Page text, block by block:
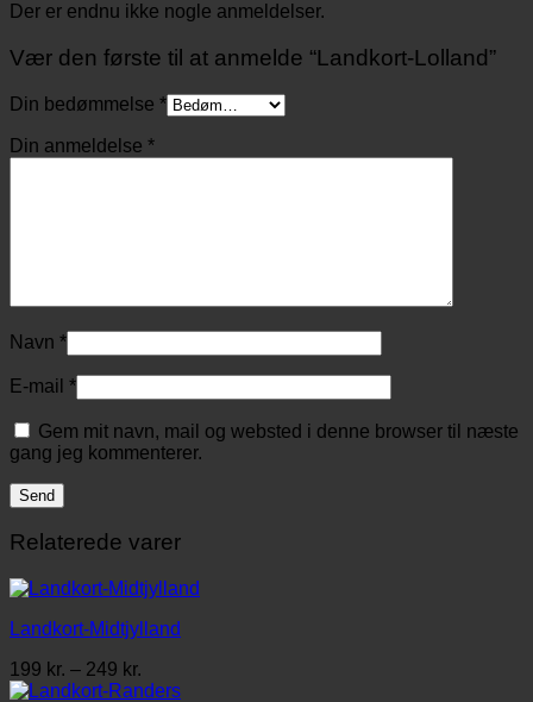
Der er endnu ikke nogle anmeldelser.
Vær den første til at anmelde “Landkort-Lolland”
Din bedømmelse *
Din anmeldelse *
Navn *
E-mail *
Gem mit navn, mail og websted i denne browser til næste
gang jeg kommenterer.
Relaterede varer
Landkort-Midtjylland
199 kr. – 249 kr.
199 kr.